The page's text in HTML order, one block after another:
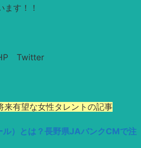
ます！！
HP Twitter
来有望な女性タレントの記事
ル）とは？長野県JAバンクCMで注